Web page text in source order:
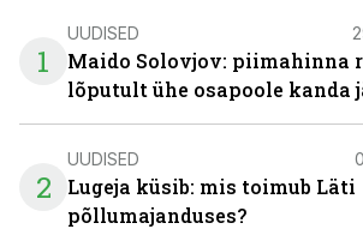
1
UUDISED
Maido Solovjov: piimahinna
lõputult ühe osapoole kanda
2
UUDISED
Lugeja küsib: mis toimub Läti
põllumajanduses?